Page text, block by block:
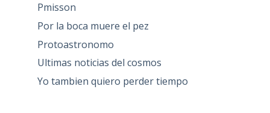
Pmisson
Por la boca muere el pez
Protoastronomo
Ultimas noticias del cosmos
Yo tambien quiero perder tiempo